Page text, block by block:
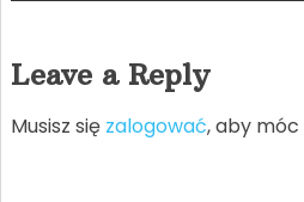
Leave a Reply
Musisz się zalogować, aby